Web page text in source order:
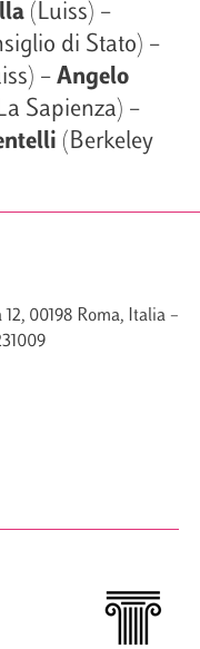
(Luiss) –
di Stato) –
– Angelo
Sapienza) –
(Berkeley
00198 Roma, Italia –